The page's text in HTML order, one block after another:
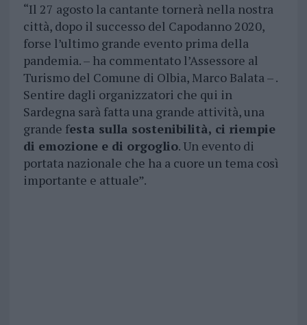
“Il 27 agosto la cantante tornerà nella nostra
città, dopo il successo del Capodanno 2020,
forse l’ultimo grande evento prima della
pandemia. – ha commentato l’Assessore al
Turismo del Comune di Olbia, Marco Balata – .
Sentire dagli organizzatori che qui in
Sardegna sarà fatta una grande attività, una
grande festa sulla sostenibilità, ci riempie
di emozione e di orgoglio. Un evento di
portata nazionale che ha a cuore un tema così
importante e attuale”.